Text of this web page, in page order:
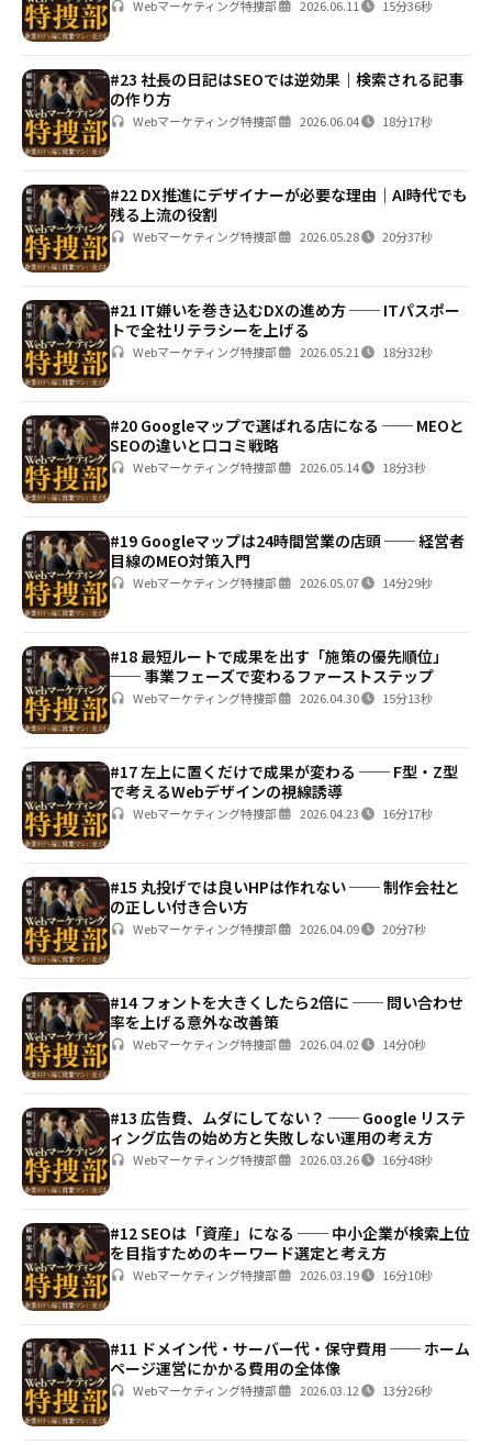
Webマーケティング特捜部 2026.06.11 15分36秒
#23 社長の日記はSEOでは逆効果｜検索される記事
の作り方
Webマーケティング特捜部 2026.06.04 18分17秒
#22 DX推進にデザイナーが必要な理由｜AI時代でも
残る上流の役割
Webマーケティング特捜部 2026.05.28 20分37秒
#21 IT嫌いを巻き込むDXの進め方 ── ITパスポー
トで全社リテラシーを上げる
Webマーケティング特捜部 2026.05.21 18分32秒
#20 Googleマップで選ばれる店になる ── MEOと
SEOの違いと口コミ戦略
Webマーケティング特捜部 2026.05.14 18分3秒
#19 Googleマップは24時間営業の店頭 ── 経営者
目線のMEO対策入門
Webマーケティング特捜部 2026.05.07 14分29秒
#18 最短ルートで成果を出す「施策の優先順位」
── 事業フェーズで変わるファーストステップ
Webマーケティング特捜部 2026.04.30 15分13秒
#17 左上に置くだけで成果が変わる ── F型・Z型
で考えるWebデザインの視線誘導
Webマーケティング特捜部 2026.04.23 16分17秒
#15 丸投げでは良いHPは作れない ── 制作会社と
の正しい付き合い方
Webマーケティング特捜部 2026.04.09 20分7秒
#14 フォントを大きくしたら2倍に ── 問い合わせ
率を上げる意外な改善策
Webマーケティング特捜部 2026.04.02 14分0秒
#13 広告費、ムダにしてない？ ── Google リステ
ィング広告の始め方と失敗しない運用の考え方
Webマーケティング特捜部 2026.03.26 16分48秒
#12 SEOは「資産」になる ── 中小企業が検索上位
を目指すためのキーワード選定と考え方
Webマーケティング特捜部 2026.03.19 16分10秒
#11 ドメイン代・サーバー代・保守費用 ── ホーム
ページ運営にかかる費用の全体像
Webマーケティング特捜部 2026.03.12 13分26秒